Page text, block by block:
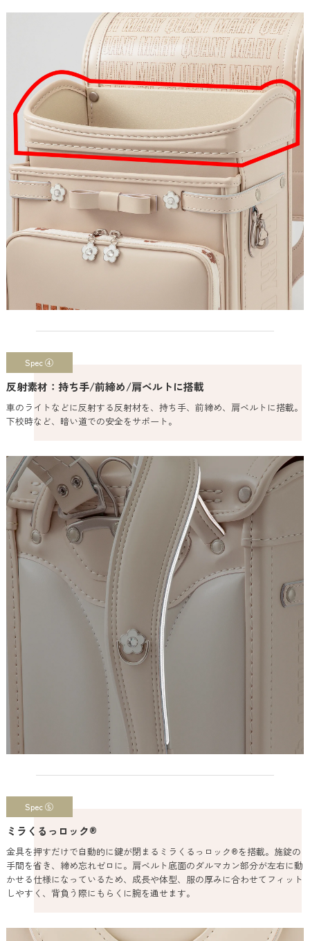
Spec ④
反射素材：持ち手/前締め/肩ベルトに搭載
車のライトなどに反射する反射材を、持ち手、前締め、肩ベルトに搭載。
下校時など、暗い道での安全をサポート。
Spec ⑤
ミラくるっロック®
金具を押すだけで自動的に鍵が閉まるミラくるっロック®を搭載。施錠の
手間を省き、締め忘れゼロに。肩ベルト底面のダルマカン部分が左右に動
かせる仕様になっているため、成長や体型、服の厚みに合わせてフィット
しやすく、背負う際にもらくに腕を通せます。